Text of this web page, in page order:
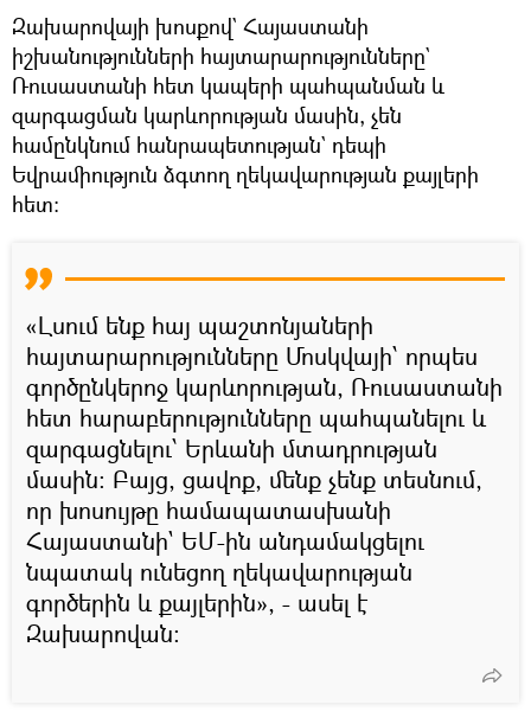
Զախարովայի խոսքով` Հայաստանի
իշխանությունների հայտարարությունները`
Ռուսաստանի հետ կապերի պահպանման և
զարգացման կարևորության մասին, չեն
համընկնում հանրապետության` դեպի
Եվրամիություն ձգտող ղեկավարության քայլերի
հետ:
«Լսում ենք հայ պաշտոնյաների
հայտարարությունները Մոսկվայի՝ որպես
գործընկերոջ կարևորության, Ռուսաստանի
հետ հարաբերությունները պահպանելու և
զարգացնելու՝ Երևանի մտադրության
մասին։ Բայց, ցավոք, մենք չենք տեսնում,
որ խոսույթը համապատասխանի
Հայաստանի` ԵՄ-ին անդամակցելու
նպատակ ունեցող ղեկավարության
գործերին և քայլերին», - ասել է
Զախարովան։